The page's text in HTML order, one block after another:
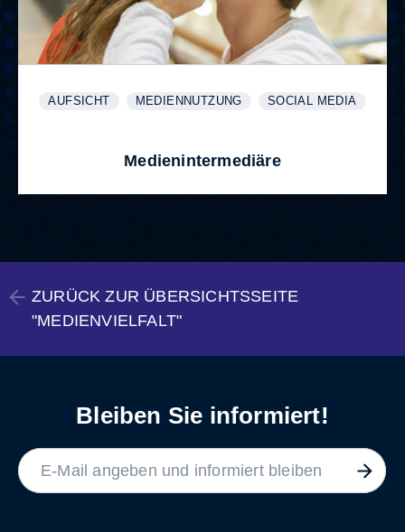
WEITERE INFORMATIONEN ZUM THEMA
AUFSICHT
ANZEIGEN WEITERE INFORMATIONEN ZUM THEMA
MEDIENNUTZUNG
ANZEIGEN WEITERE
SOCIAL MEDIA
ANZEIGEN
Medienintermediäre
ZURÜCK ZUR ÜBERSICHTSSEITE
"MEDIENVIELFALT"
Bleiben Sie informiert!